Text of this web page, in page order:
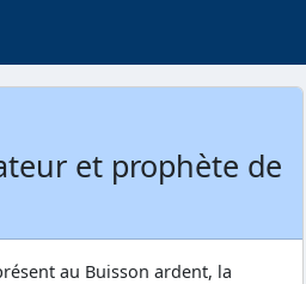
et prophète de
au Buisson ardent, la